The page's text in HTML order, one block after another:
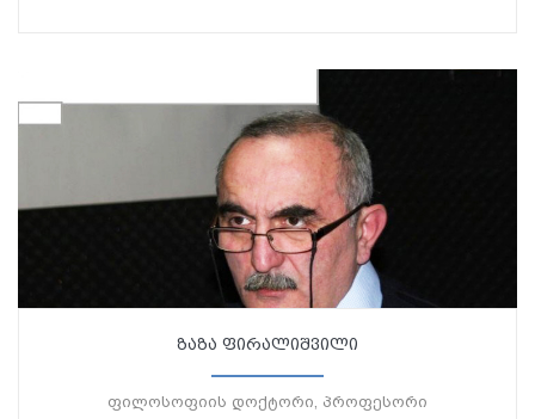
ზაზა ფირალიშვილი
ფილოსოფიის დოქტორი, პროფესორი